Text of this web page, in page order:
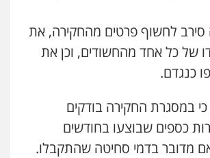
סירב לחשוף פרטים מהחקירה, את
של כל אחד מהחשודים, וכן את
כנגדם.
במסגרת החקירה בודקים
כספים שבוצעו בחודשים
מדובר בדמי סחיטה שהתקבלו.
גיל דביר – משרד עורכי דין
פלילי פשיעה כלכלית צווארון לבן
0506217771